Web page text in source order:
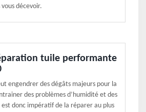
décevoir.
tuile performante
engendrer des dégâts majeurs pour la
des problèmes d’humidité et des
donc impératif de la réparer au plus